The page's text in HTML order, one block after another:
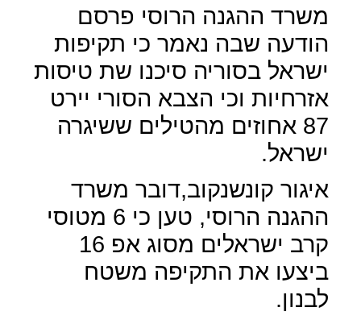
משרד ההגנה הרוסי פרסם
הודעה שבה נאמר כי תקיפות
ישראל בסוריה סיכנו שת טיסות
אזרחיות וכי הצבא הסורי יירט
87 אחוזים מהטילים ששיגרה
ישראל.
איגור קונשנקוב,דובר משרד
ההגנה הרוסי, טען כי 6 מטוסי
קרב ישראלים מסוג אפ 16
ביצעו את התקיפה משטח
לבנון.